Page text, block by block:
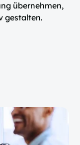
übernehmen,
gestalten.